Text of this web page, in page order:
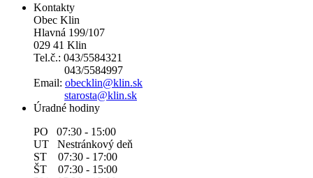
Kontakty
Obec Klin
Hlavná 199/107
029 41 Klin
Tel.č.: 043/5584321
043/5584997
Email: obecklin@klin.sk
starosta@klin.sk
Úradné hodiny
PO 07:30 - 15:00
UT Nestránkový deň
ST 07:30 - 17:00
ŠT 07:30 - 15:00